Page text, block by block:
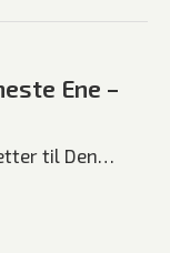
Ene –
til Den…